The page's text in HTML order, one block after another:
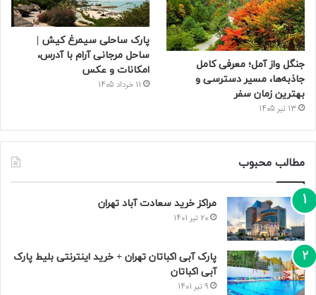
جنگل واز آمل؛ معرفی کامل
جاذبه‌ها، مسیر دسترسی و
بهترین زمان سفر
13 تیر 1405
پارک ساحلی سیمرغ کیش |
ساحل مرجانی آرام با آدرس،
امکانات و عکس
11 خرداد 1405
مطالب محبوب
مراکز خرید سعادت‌ آباد تهران
20 تیر 1401
پارک آبی اکباتان تهران + خرید اینترنتی بلیط پارک
آبی اکباتان
9 تیر 1401